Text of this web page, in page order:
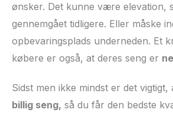
ønsker. Det kunne være elevation,
gennemgået tidligere. Eller måske
opbevaringsplads underneden. Et
købere er også, at deres seng er
Sidst men ikke mindst er det vigtigt,
billig seng, så du får den bedste